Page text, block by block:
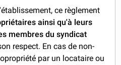
ce règlement
ainsi qu'à leurs
membres du syndicat
respect. En cas de non-
par un locataire ou